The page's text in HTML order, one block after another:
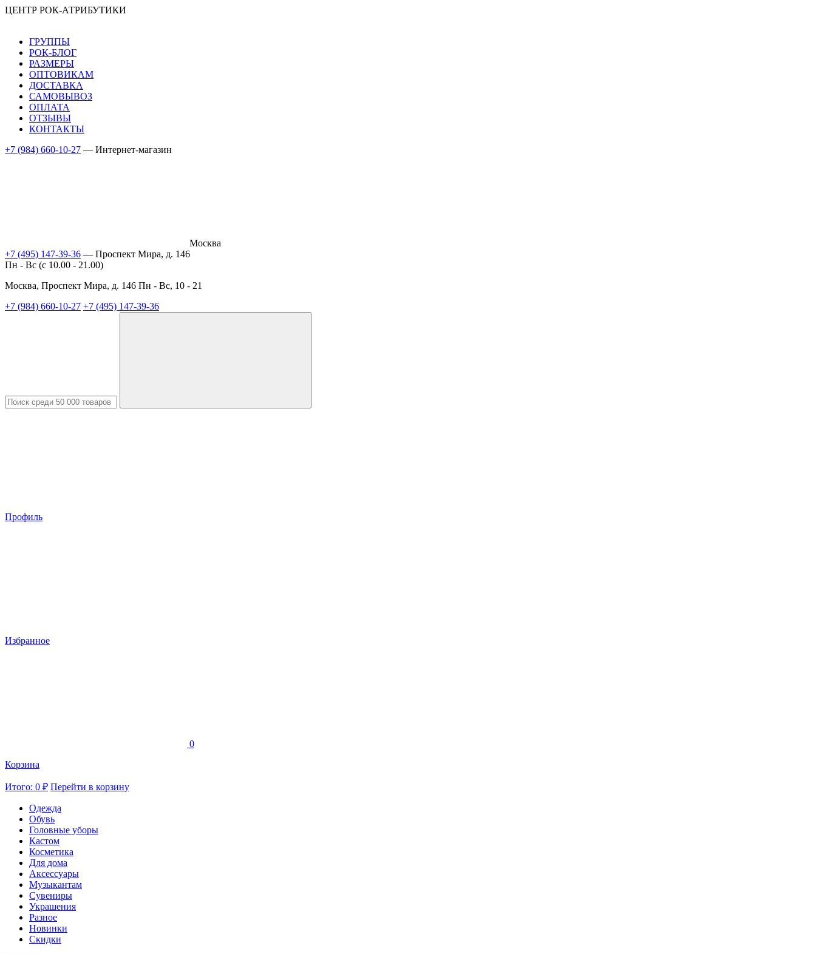
ЦЕНТР РОК-АТРИБУТИКИ
ГРУППЫ
РОК-БЛОГ
РАЗМЕРЫ
ОПТОВИКАМ
ДОСТАВКА
САМОВЫВОЗ
ОПЛАТА
ОТЗЫВЫ
КОНТАКТЫ
+7 (984) 660-10-27 — Интернет-магазин
Москва
+7 (495) 147-39-36 — Проспект Мира, д. 146
Пн - Вс (c 10.00 - 21.00)
Москва, Проспект Мира, д. 146 Пн - Вс, 10 - 21
+7 (984) 660-10-27 +7 (495) 147-39-36
Профиль
Избранное
0
Корзина
Итого: 0 ₽ Перейти в корзину
Одежда
Обувь
Головные уборы
Кастом
Косметика
Для дома
Аксессуары
Музыкантам
Сувениры
Украшения
Разное
Новинки
Скидки